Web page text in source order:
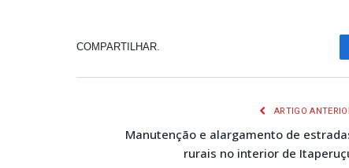
COMPARTILHAR.
ARTIGO
Manutenção e alargamento de
rurais no interior de